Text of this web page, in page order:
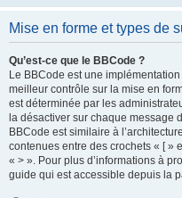
Mise en forme et types de
Qu’est-ce que le BBCode ?
Le BBCode est une
meilleur contrôle sur la mise en
est déterminée par les
la désactiver sur chaque message
BBCode est similaire à
contenues entre des crochets « [ »
« > ». Pour plus d’informations à
guide qui est accessible depuis la